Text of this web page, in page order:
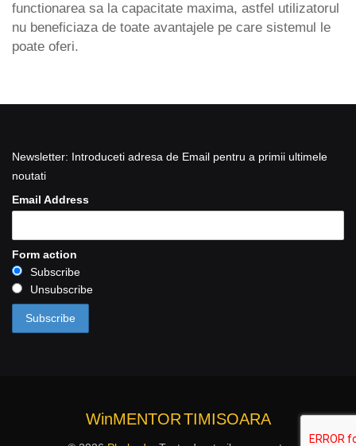
functionarea sa la capacitate maxima, astfel utilizatorul
nu beneficiaza de toate avantajele pe care sistemul le
poate oferi.
Newsletter: Introduceti adresa de Email pentru a primii ultimele
noutati
Email Address
Form action
Subscribe
Unsubscribe
WinMENTORTIMISOARA